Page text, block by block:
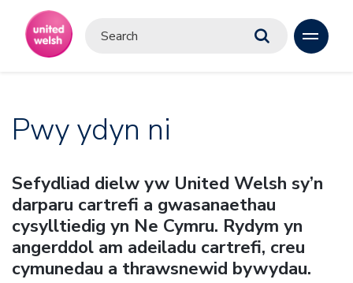
Pwy ydyn ni
Sefydliad dielw yw United Welsh sy’n
darparu cartrefi a gwasanaethau
cysylltiedig yn Ne Cymru. Rydym yn
angerddol am adeiladu cartrefi, creu
cymunedau a thrawsnewid bywydau.